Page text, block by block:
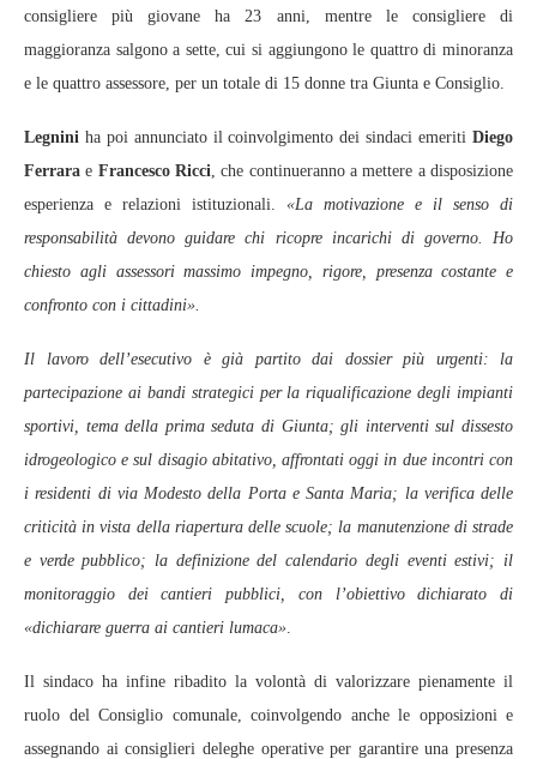
consigliere più giovane ha 23 anni, mentre le consigliere di
maggioranza salgono a sette, cui si aggiungono le quattro di minoranza
e le quattro assessore, per un totale di 15 donne tra Giunta e Consiglio.
Legnini ha poi annunciato il coinvolgimento dei sindaci emeriti Diego
Ferrara e Francesco Ricci , che continueranno a mettere a disposizione
esperienza e relazioni istituzionali. «La motivazione e il senso di
responsabilità devono guidare chi ricopre incarichi di governo. Ho
chiesto agli assessori massimo impegno, rigore, presenza costante e
confronto con i cittadini».
Il lavoro dell’esecutivo è già partito dai dossier più urgenti: la
partecipazione ai bandi strategici per la riqualificazione degli impianti
sportivi, tema della prima seduta di Giunta; gli interventi sul dissesto
idrogeologico e sul disagio abitativo, affrontati oggi in due incontri con
i residenti di via Modesto della Porta e Santa Maria; la verifica delle
criticità in vista della riapertura delle scuole; la manutenzione di strade
e verde pubblico; la definizione del calendario degli eventi estivi; il
monitoraggio dei cantieri pubblici, con l’obiettivo dichiarato di
«dichiarare guerra ai cantieri lumaca»
Il sindaco ha infine ribadito la volontà di valorizzare pienamente il
ruolo del Consiglio comunale, coinvolgendo anche le opposizioni e
assegnando ai consiglieri deleghe operative per garantire una presenza